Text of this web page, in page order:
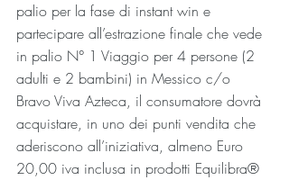
palio per la fase di instant win e
partecipare all’estrazione finale che vede
in palio N° 1 Viaggio per 4 persone (2
adulti e 2 bambini) in Messico c/o
Bravo Viva Azteca, il consumatore dovrà
acquistare, in uno dei punti vendita che
aderiscono all’iniziativa, almeno Euro
20,00 iva inclusa in prodotti Equilibra®